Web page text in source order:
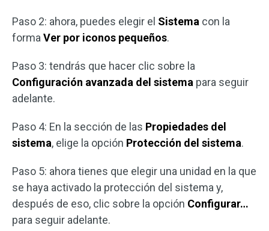
Paso 2: ahora, puedes elegir el Sistema con la
forma Ver por iconos pequeños.
Paso 3: tendrás que hacer clic sobre la
Configuración avanzada del sistema para seguir
adelante.
Paso 4: En la sección de las Propiedades del
sistema, elige la opción Protección del sistema.
Paso 5: ahora tienes que elegir una unidad en la que
se haya activado la protección del sistema y,
después de eso, clic sobre la opción Configurar…
para seguir adelante.